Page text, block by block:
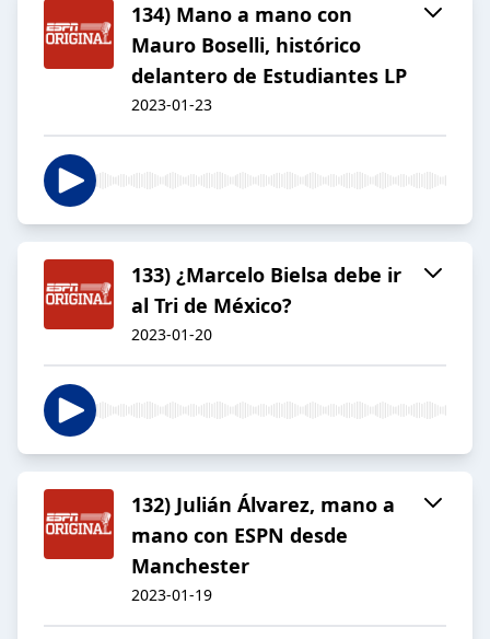
134) Mano a mano con
Mauro Boselli, histórico
delantero de Estudiantes LP
2023-01-23
133) ¿Marcelo Bielsa debe ir
al Tri de México?
2023-01-20
132) Julián Álvarez, mano a
mano con ESPN desde
Manchester
2023-01-19